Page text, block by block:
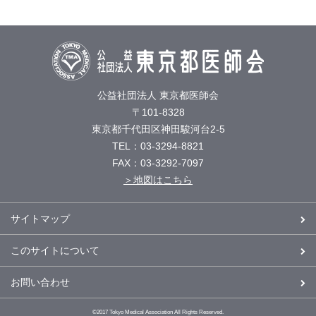
公益社団法人 東京都医師会
〒101-8328
東京都千代田区神田駿河台2-5
TEL：03-3294-8821
FAX：03-3292-7097
＞地図はこちら
サイトマップ
このサイトについて
お問い合わせ
©2017 Tokyo Medical Association All Rights Reserved.